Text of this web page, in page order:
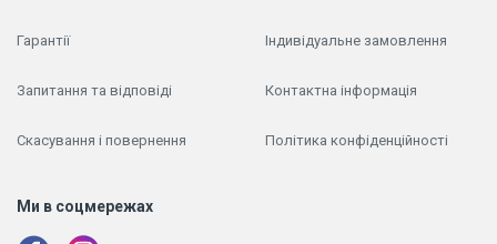
Гарантії
Запитання та відповіді
Скасування і повернення
Індивідуальне замовлення
Контактна інформація
Політика конфіденційності
Ми в соцмережах